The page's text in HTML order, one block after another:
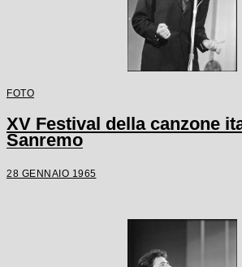
FOTO
XV Festival della canzone
Sanremo
28 GENNAIO 1965